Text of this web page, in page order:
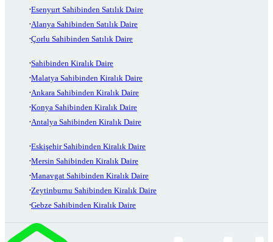
Esenyurt Sahibinden Satılık Daire
Alanya Sahibinden Satılık Daire
Çorlu Sahibinden Satılık Daire
Sahibinden Kiralık Daire
Malatya Sahibinden Kiralık Daire
Ankara Sahibinden Kiralık Daire
Konya Sahibinden Kiralık Daire
Antalya Sahibinden Kiralık Daire
Eskişehir Sahibinden Kiralık Daire
Mersin Sahibinden Kiralık Daire
Manavgat Sahibinden Kiralık Daire
Zeytinburnu Sahibinden Kiralık Daire
Gebze Sahibinden Kiralık Daire